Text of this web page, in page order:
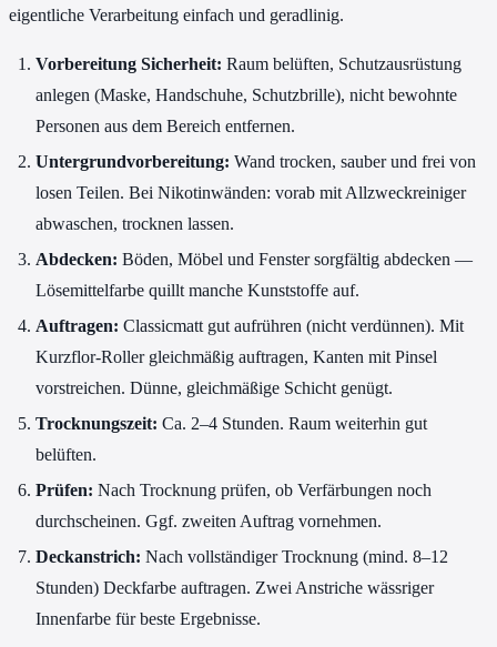
eigentliche Verarbeitung einfach und geradlinig.
Vorbereitung Sicherheit: Raum belüften, Schutzausrüstung
anlegen (Maske, Handschuhe, Schutzbrille), nicht bewohnte
Personen aus dem Bereich entfernen.
Untergrundvorbereitung: Wand trocken, sauber und frei von
losen Teilen. Bei Nikotinwänden: vorab mit Allzweckreiniger
abwaschen, trocknen lassen.
Abdecken: Böden, Möbel und Fenster sorgfältig abdecken —
Lösemittelfarbe quillt manche Kunststoffe auf.
Auftragen: Classicmatt gut aufrühren (nicht verdünnen). Mit
Kurzflor-Roller gleichmäßig auftragen, Kanten mit Pinsel
vorstreichen. Dünne, gleichmäßige Schicht genügt.
Trocknungszeit: Ca. 2–4 Stunden. Raum weiterhin gut
belüften.
Prüfen: Nach Trocknung prüfen, ob Verfärbungen noch
durchscheinen. Ggf. zweiten Auftrag vornehmen.
Deckanstrich: Nach vollständiger Trocknung (mind. 8–12
Stunden) Deckfarbe auftragen. Zwei Anstriche wässriger
Innenfarbe für beste Ergebnisse.